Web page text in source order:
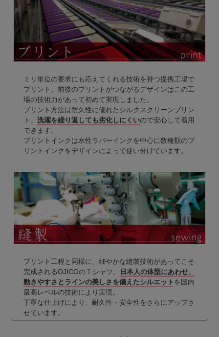
ミリ単位の要求にも応えてくれる技術を持つ提携工場で
プリント。前後のプリントがつながるデザインはこの工
場の技術力があって初めて実現しました。
プリント方法は耐久性に優れたシルクスクリーンプリン
ト。 洗濯を繰り返しても劣化しにくいので安心して着用
できます。
プリントインクは水性ラバーインクを中心に数種類のプ
リントインクをデザインによって使い分けています。
プリント工程と同様に、細やかな縫製技術があってこそ
完成されるOJICOのＴシャツ。
日本人の体型にあわせ、
動きやすさとラインの美しさを備えたシルエット を国内
最高レベルの技術により実現。
丁寧な仕上げにより、耐久性・安全性をさらにアップさ
せています。